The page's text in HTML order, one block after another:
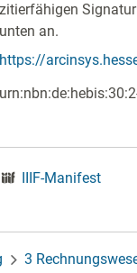
zitierfähigen
unten an.
https://
IIIF-Manifest
3